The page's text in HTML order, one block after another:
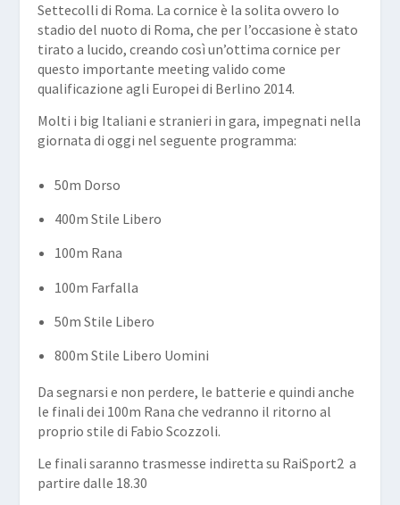
Settecolli di Roma. La cornice è la solita ovvero lo
stadio del nuoto di Roma, che per l’occasione è stato
tirato a lucido, creando così un’ottima cornice per
questo importante meeting valido come
qualificazione agli Europei di Berlino 2014.
Molti i big Italiani e stranieri in gara, impegnati nella
giornata di oggi nel seguente programma:
50m Dorso
400m Stile Libero
100m Rana
100m Farfalla
50m Stile Libero
800m Stile Libero Uomini
Da segnarsi e non perdere, le batterie e quindi anche
le finali dei 100m Rana che vedranno il ritorno al
proprio stile di Fabio Scozzoli.
Le finali saranno trasmesse indiretta su RaiSport2 a
partire dalle 18.30